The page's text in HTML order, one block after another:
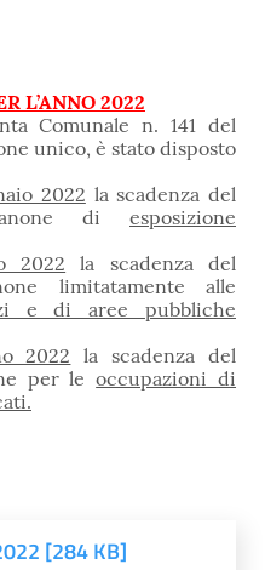
L’ANNO 2022
Comunale n. 141 del
unico, è stato disposto
2022 la scadenza del
di esposizione
2022 la scadenza del
limitatamente alle
e di aree pubbliche
2022 la scadenza del
per leoccupazioni di
[284 KB]